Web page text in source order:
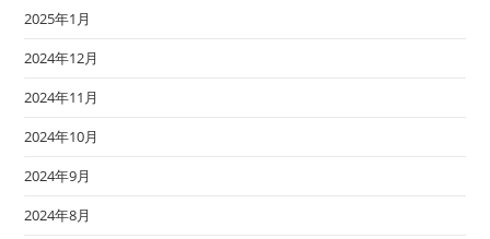
2025年1月
2024年12月
2024年11月
2024年10月
2024年9月
2024年8月